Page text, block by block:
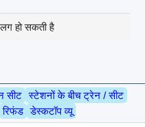
हो सकती है
सीट स्टेशनों के बीच ट्रेन / सीट
रिफंड डेस्कटॉप व्यू